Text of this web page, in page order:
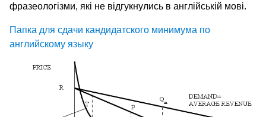
фразеологізми, які не відгукнулись в англійській мові.
Папка для сдачи кандидатского минимума по
английскому языку